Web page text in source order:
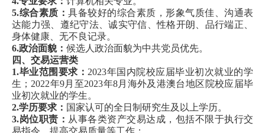
5.综合素质： 具备较好的综合素质，形象气质佳、沟通表
达能力强、遵纪守法、诚实守信、性格开朗、品行端正、
身体健康、无不良记录。
6.政治面貌： 候选人政治面貌为中共党员优先。
四、交易运营类
1.毕业范围要求： 2023年国内院校应届毕业初次就业的学
生；2022年9月至2023年8月海外及港澳台地区院校应届毕
业初次就业的学生。
2.学历要求： 国家认可的全日制研究生及以上学历。
3.岗位职责： 从事各类资产交易达成，包括不限于执行交
易指令、提高交易质量等工作；